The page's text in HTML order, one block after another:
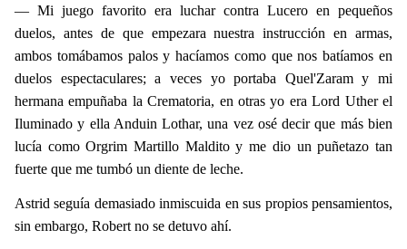
— Mi juego favorito era luchar contra Lucero en pequeños
duelos, antes de que empezara nuestra instrucción en armas,
ambos tomábamospalos y hacíamos como que nos batíamos en
duelos espectaculares; a veces yo portaba Quel'Zaram y mi
hermana empuñaba la Crematoria, en otras yo era Lord Uther el
Iluminado y ella Anduin Lothar, una vez osé decir que más bien
lucía como Orgrim Martillo Maldito y me dio un puñetazo tan
fuerte que me tumbó un diente de leche.
Astrid seguía demasiado inmiscuida en sus propios pensamientos,
sin embargo, Robert no se detuvo ahí.